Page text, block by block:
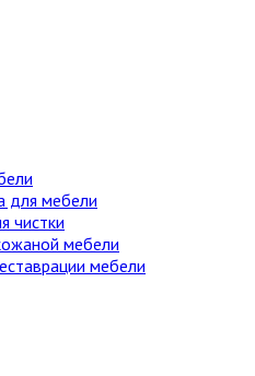
для мебели
чистки
мебели
мебели